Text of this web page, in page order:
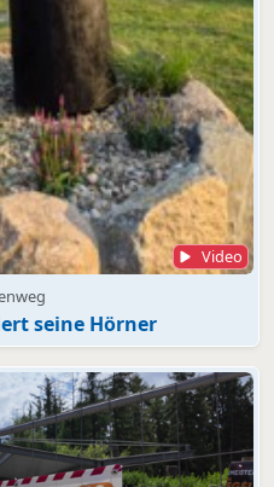
Video
seine Hörner